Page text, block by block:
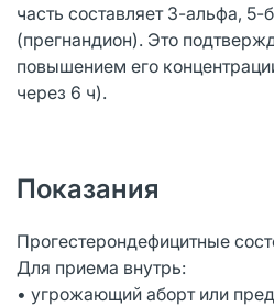
часть составляет 3-альфа, 5-
(прегнандион). Это
повышением его
через 6 ч).
Показания
Прогестерондефицитные
Для приема внутрь:
• угрожающий аборт или